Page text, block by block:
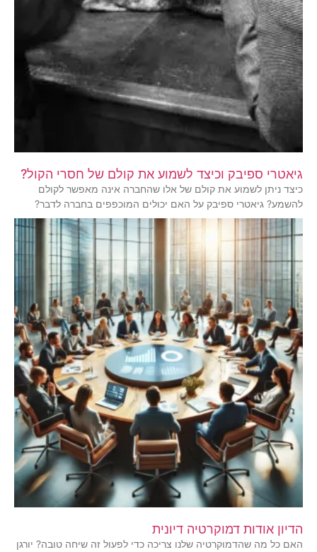
גיאטרי ספיבק וכיצד לשמוע את קולם של חסרי הקול?
כיצד ניתן לשמוע את קולם של אלו שהחברה אינה מאפשר לקולם
להשמע? גיאטרי ספיבק על האם יכולים המוכפפים בחברה לדבר?
הדיון אודות דמוקרטיה דיונית
האם כל מה שהדמוקרטיה שלנו צריכה כדי לפעול זה שיחה טובה? יורגן